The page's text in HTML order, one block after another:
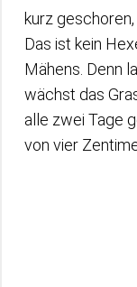
kurz
Das ist kein
Mähens. Denn
wächst das
alle zwei Tage
von vier